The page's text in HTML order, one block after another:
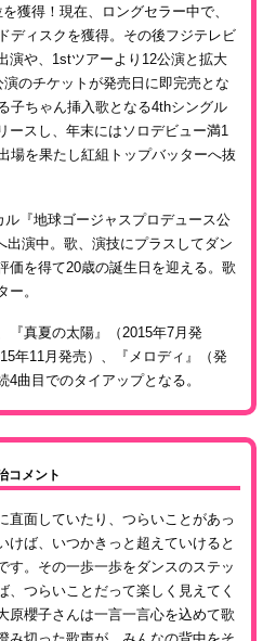
獲得！現在、ロングセラー中で、
ディスクを獲得。その後フジテレビ
演や、1stツアーより12公演と拡大
のチケットが発売日に即完売とな
子ちゃん挿入歌となる4thシングル
ースし、年末にはソロデビュー満1
場を果たし紅組トップバッターへ抜
ル『地球ゴージャスプロデュース公
出演中。歌、演技にプラスしてダン
価を得て20歳の誕生日を迎える。歌
ー。
『真夏の太陽』（2015年7月発
年11月発売）、『メロディ』（発
曲目でのタイアップとなる。
コメント
直面していたり、つらいことがあっ
けば、いつかきっと超えていけると
す。その一歩一歩をダンスのステッ
、つらいことだって楽しく見えてく
原櫻子さんは一言一言心を込めて歌